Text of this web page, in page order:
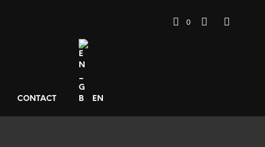
CONTACT EN
0